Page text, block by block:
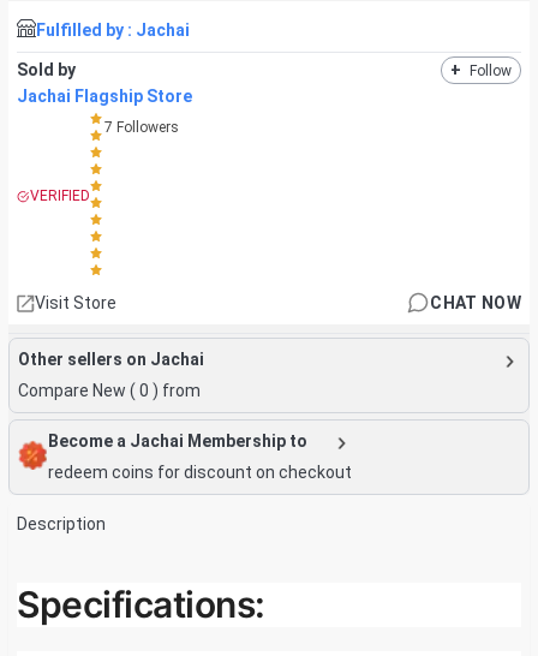
Fulfilled by : Jachai
Sold by + Follow
Jachai Flagship Store
VERIFIED
7 Followers
Visit Store CHAT NOW
Other sellers on Jachai
Compare New ( 0 ) from
Become a Jachai Membership to
redeem coins for discount on checkout
Description
Specifications: